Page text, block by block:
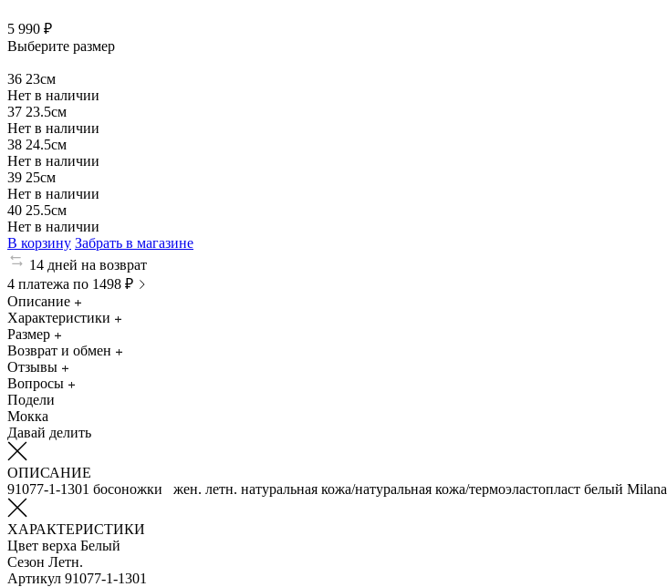
5 990 ₽
Выберите размер
36 23см
Нет в наличии
37 23.5см
Нет в наличии
38 24.5см
Нет в наличии
39 25см
Нет в наличии
40 25.5см
Нет в наличии
В корзину Забрать в магазине
14 дней на возврат
4 платежа по 1498 ₽
Описание
Характеристики
Размер
Возврат и обмен
Отзывы
Вопросы
Подели
Мокка
Давай делить
ОПИСАНИЕ
91077-1-1301 босоножки жен. летн. натуральная кожа/натуральная кожа/термоэластопласт белый Milana
ХАРАКТЕРИСТИКИ
Цвет верха Белый
Сезон Летн.
Артикул 91077-1-1301